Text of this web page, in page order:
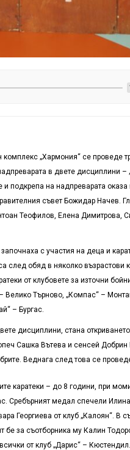
„Хармония“ се проведе
в двете дисциплини –
подкрепа на надпреварата
съвет Божидар Начев.
Теофилов, Елена
започнаха с участия на деца и
след обяд в няколко възрастови
от клубовете за източни
Велико Търново, „Компас“ –
– Бургас.
дисциплини, стана
Сашка Вътева и сенсей
Веднага след това се
каратеки – до 8 години, при
Сребърният медал спечели
Георгиева от клуб „Калоян“. В
бе за съотборника му Калин
от клуб „Дарис“ – Кюстендил.